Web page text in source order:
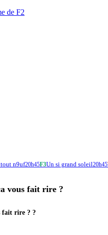
de F2
tout n9uf20h45F3Un si grand soleil20h45
vous fait rire ?
fait rire ? ?